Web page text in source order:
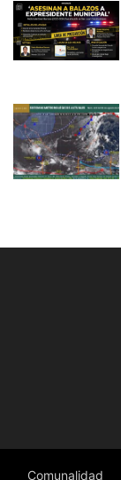
Comunalidad